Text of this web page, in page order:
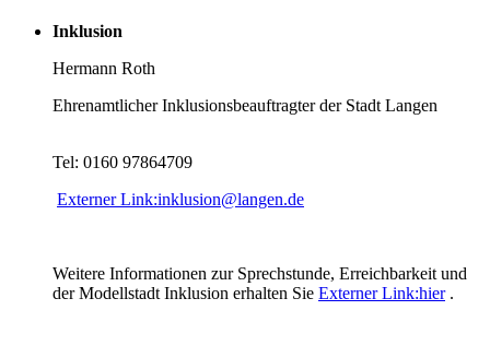
Inklusion
Hermann Roth
Ehrenamtlicher Inklusionsbeauftragter der Stadt Langen
Tel: 0160 97864709
Externer Link:inklusion@langen.de
Weitere Informationen zur Sprechstunde, Erreichbarkeit und
der Modellstadt Inklusion erhalten Sie Externer Link:hier.